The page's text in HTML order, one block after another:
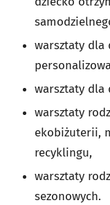
warsztaty dla
warsztaty dla
warsztaty
ekobiżuterii,
recyklingu,
warsztaty
sezonowych.